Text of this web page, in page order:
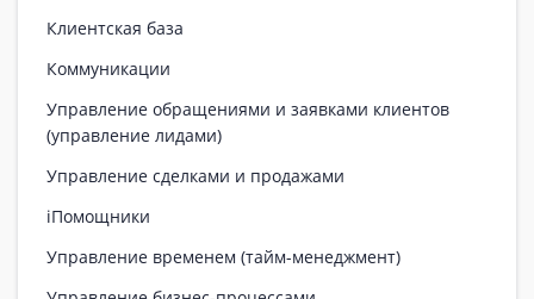
Клиентская база
Коммуникации
Управление обращениями и заявками клиентов
(управление лидами)
Управление сделками и продажами
iПомощники
Управление временем (тайм-менеджмент)